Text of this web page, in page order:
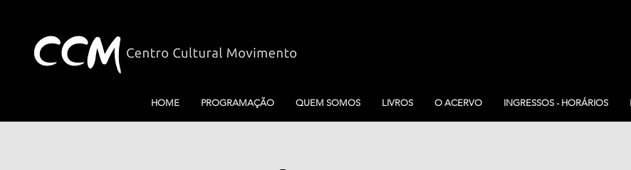
HOME PROGRAMAÇÃO QUEM SOMOS LIVROS O ACERVO INGRESSOS - HORÁRIOS